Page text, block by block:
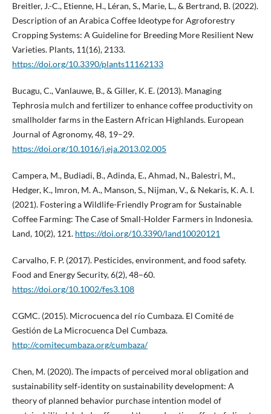
Breitler, J.-C., Etienne, H., Léran, S., Marie, L., & Bertrand, B. (2022).
Description of an Arabica Coffee Ideotype for Agroforestry
Cropping Systems: A Guideline for Breeding More Resilient New
Varieties. Plants, 11(16), 2133.
https://doi.org/10.3390/plants11162133
Bucagu, C., Vanlauwe, B., & Giller, K. E. (2013). Managing
Tephrosia mulch and fertilizer to enhance coffee productivity on
smallholder farms in the Eastern African Highlands. European
Journal of Agronomy, 48, 19–29.
https://doi.org/10.1016/j.eja.2013.02.005
Campera, M., Budiadi, B., Adinda, E., Ahmad, N., Balestri, M.,
Hedger, K., Imron, M. A., Manson, S., Nijman, V., & Nekaris, K. A. I.
(2021). Fostering a Wildlife-Friendly Program for Sustainable
Coffee Farming: The Case of Small-Holder Farmers in Indonesia.
Land, 10(2), 121. https://doi.org/10.3390/land10020121
Carvalho, F. P. (2017). Pesticides, environment, and food safety.
Food and Energy Security, 6(2), 48–60.
https://doi.org/10.1002/fes3.108
CGMC. (2015). Microcuenca del río Cumbaza. El Comité de
Gestión de La Microcuenca Del Cumbaza.
http://comitecumbaza.org/cumbaza/
Chen, M. (2020). The impacts of perceived moral obligation and
sustainability self‐identity on sustainability development: A
theory of planned behavior purchase intention model of